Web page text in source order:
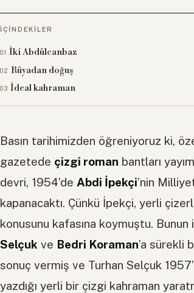
İÇINDEKILER
İki Abdülcanbaz
Rüyadan doğuş
İdeal kahraman
Basın tarihimizden öğreniyoruz ki,
gazetede çizgi roman bantları
devri, 1954’de Abdi İpekçi’nin
kapanacaktı. Çünkü İpekçi, yerli
konusunu kafasına koymuştu.
Selçuk ve Bedri Koraman’a sürekli
sonuç vermiş ve Turhan Selçuk
yazdığı yerli bir çizgi kahraman